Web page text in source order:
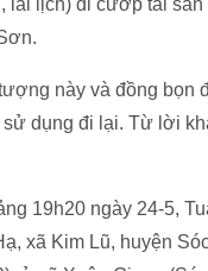
lai lịch) đi cướp tài
này và đồng bọn
dụng đi lại. Từ lời
19h20 ngày 24-5,
xã Kim Lũ, huyện